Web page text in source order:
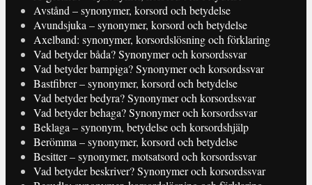
Avstånd – synonymer, korsord och betydelse
Avundsjuka – synonymer, korsord och betydelse
Axelband: synonymer, korsordslösning och förklaring
Vad betyder båda? Synonymer och korsordssvar
Vad betyder barnpiga? Synonymer och korsordssvar
Bastfibrer – synonymer, korsord och betydelse
Vad betyder bedyra? Synonymer och korsordssvar
Vad betyder behaga? Synonymer och korsordssvar
Beklaga – synonym, betydelse och korsordshjälp
Berömma – synonymer, korsord och betydelse
Besitter – synonymer, motsatsord och korsordssvar
Vad betyder beskriver? Synonymer och korsordssvar